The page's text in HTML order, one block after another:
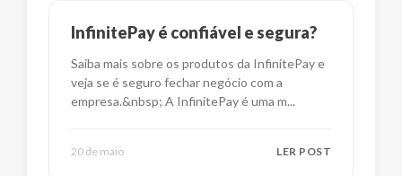
InfinitePay é confiável e segura?
Saiba mais sobre os produtos da InfinitePay e
veja se é seguro fechar negócio com a
empresa.&nbsp; A InfinitePay é uma m...
20 de maio LER POST